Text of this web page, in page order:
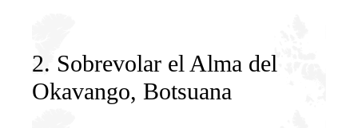
2. Sobrevolar el Alma del
Okavango, Botsuana